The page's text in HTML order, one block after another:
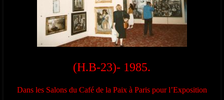
(H.B-23)- 1985.
Dans les Salons du Café de la Paix à Paris pour l’Exposition